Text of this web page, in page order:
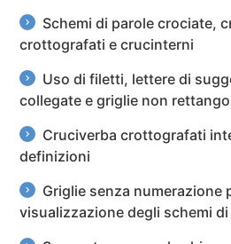
Schemi di parole crociate,
crottografati e crucinterni
Uso di filetti, lettere di
collegate e griglie non
Cruciverba crottografati
definizioni
Griglie senza numerazione
visualizzazione degli schemi